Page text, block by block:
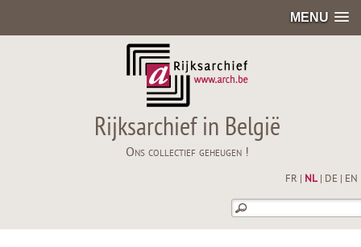
MENU
Rijksarchief in België
Ons collectief geheugen !
FR NL| DE EN